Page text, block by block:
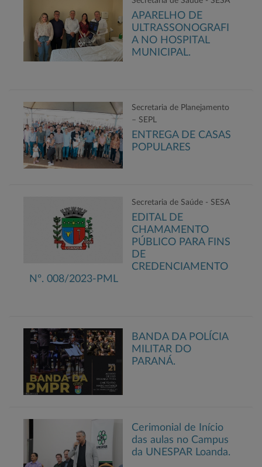
APARELHO DE
ULTRASSONOGRAFI
A NO HOSPITAL
MUNICIPAL.
Secretaria de Planejamento
– SEPL
ENTREGA DE CASAS
POPULARES
Secretaria de Saúde - SESA
EDITAL DE
CHAMAMENTO
PÚBLICO PARA FINS
DE
CREDENCIAMENTO
Nº. 008/2023-PML
BANDA DA POLÍCIA
MILITAR DO
PARANÁ.
Cerimonial de Início
das aulas no Campus
da UNESPAR Loanda.